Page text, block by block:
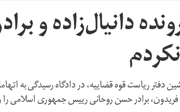
دانیال‌زاده و
دفتر ریاست قوه قضاییه، در دادگاه رسیدگی به
فریدون، برادر حسن روحانی رییس جمهوری اسلامی